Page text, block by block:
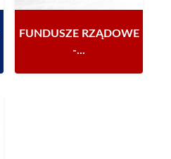
FUNDUSZE RZĄDOWE
-...